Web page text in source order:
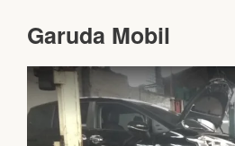
Garuda Mobil